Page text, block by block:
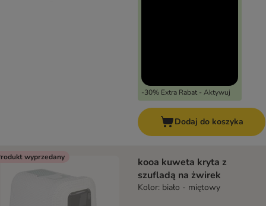
-30% Extra Rabat - Aktywuj
Dodaj do koszyka
wyprzedany
kooa kuweta kryta z
szufladą na żwirek
Kolor: biało - miętowy